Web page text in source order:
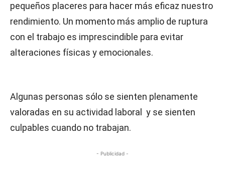
pequeños placeres para hacer más eficaz nuestro
rendimiento. Un momento más amplio de ruptura
con el trabajo es imprescindible para evitar
alteraciones físicas y emocionales.
Algunas personas sólo se sienten plenamente
valoradas en su actividad laboral y se sienten
culpables cuando no trabajan.
- Publicidad -